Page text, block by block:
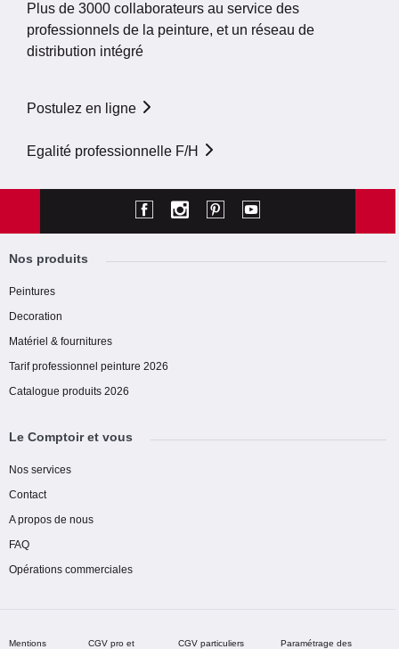
Plus de 3000 collaborateurs au service des
professionnels de la peinture, et un réseau de
distribution intégré
Postulez en ligne
Egalité professionnelle F/H
Nos produits
Peintures
Decoration
Matériel & fournitures
Tarif professionnel peinture 2026
Catalogue produits 2026
Le Comptoir et vous
Nos services
Contact
A propos de nous
FAQ
Opérations commerciales
Mentions CGV pro et CGV particuliers Paramétrage des